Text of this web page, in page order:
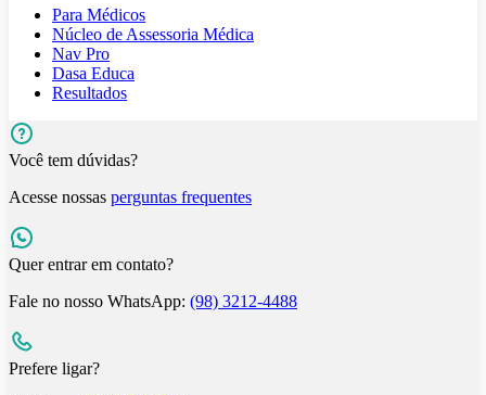
Para Médicos
Núcleo de Assessoria Médica
Nav Pro
Dasa Educa
Resultados
Você tem dúvidas?
Acesse nossas perguntas frequentes
Quer entrar em contato?
Fale no nosso WhatsApp: (98) 3212-4488
Prefere ligar?